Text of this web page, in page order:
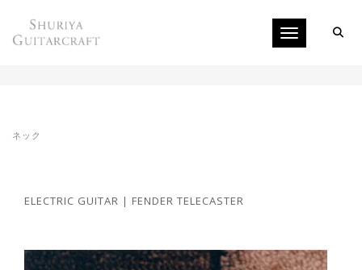
Toggle
メイプルネックのフレット打ち換え
ネック
ELECTRIC GUITAR | FENDER TELECASTER